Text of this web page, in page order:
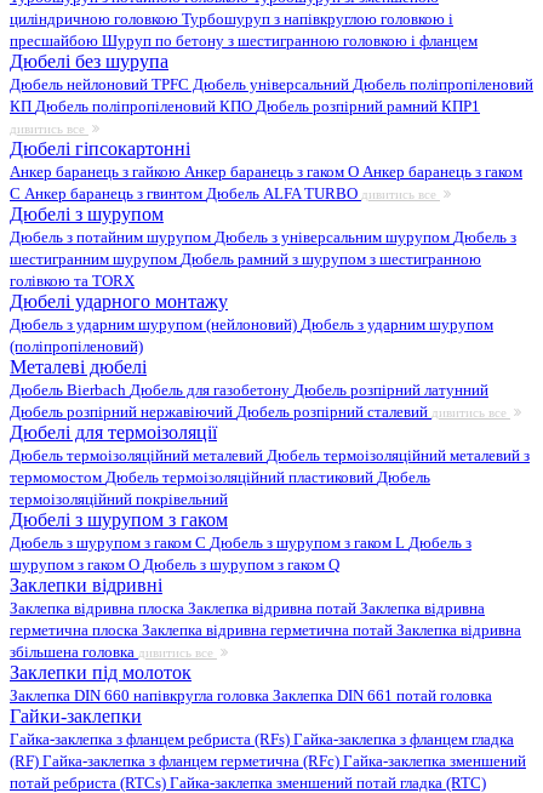
циліндричною головкою Турбошуруп з напівкруглою головкою і
пресшайбою Шуруп по бетону з шестигранною головкою і фланцем
Дюбелі без шурупа
Дюбель нейлоновий TPFC Дюбель універсальний Дюбель поліпропіленовий
КП Дюбель поліпропіленовий КПО Дюбель розпірний рамний КПР1
дивитись все
Дюбелі гіпсокартонні
Анкер баранець з гайкою Анкер баранець з гаком O Анкер баранець з гаком
С Анкер баранець з гвинтом Дюбель ALFA TURBO дивитись все
Дюбелі з шурупом
Дюбель з потайним шурупом Дюбель з універсальним шурупом Дюбель з
шестигранним шурупом Дюбель рамний з шурупом з шестигранною
голівкою та TORX
Дюбелі ударного монтажу
Дюбель з ударним шурупом (нейлоновий) Дюбель з ударним шурупом
(поліпропіленовий)
Металеві дюбелі
Дюбель Bierbach Дюбель для газобетону Дюбель розпірний латунний
Дюбель розпірний нержавіючий Дюбель розпірний сталевий дивитись все
Дюбелі для термоізоляції
Дюбель термоізоляційний металевий Дюбель термоізоляційний металевий з
термомостом Дюбель термоізоляційний пластиковий Дюбель
термоізоляційний покрівельний
Дюбелі з шурупом з гаком
Дюбель з шурупом з гаком C Дюбель з шурупом з гаком L Дюбель з
шурупом з гаком O Дюбель з шурупом з гаком Q
Заклепки відривні
Заклепка відривна плоска Заклепка відривна потай Заклепка відривна
герметична плоска Заклепка відривна герметична потай Заклепка відривна
збільшена головка дивитись все
Заклепки під молоток
Заклепка DIN 660 напівкругла головка Заклепка DIN 661 потай головка
Гайки-заклепки
Гайка-заклепка з фланцем ребриста (RFs) Гайка-заклепка з фланцем гладка
(RF) Гайка-заклепка з фланцем герметична (RFc) Гайка-заклепка зменшений
потай ребриста (RTCs) Гайка-заклепка зменшений потай гладка (RTC)